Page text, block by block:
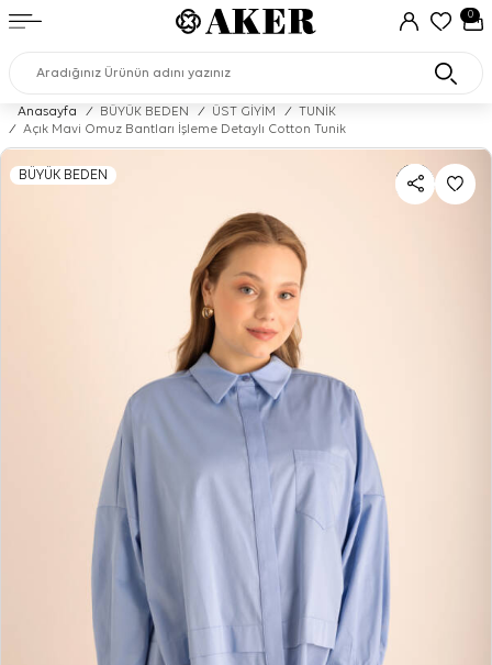
0
Anasayfa / BÜYÜK BEDEN / ÜST GİYİM /
TUNİK
/
Açık Mavi Omuz Bantları İşleme Detaylı Cotton Tunik
BÜYÜK BEDEN